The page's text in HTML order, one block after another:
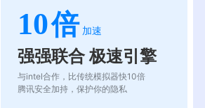
10倍 加速
强强联合 极速引擎
与intel合作，比传统模拟器快10倍
腾讯安全加持，保护你的隐私